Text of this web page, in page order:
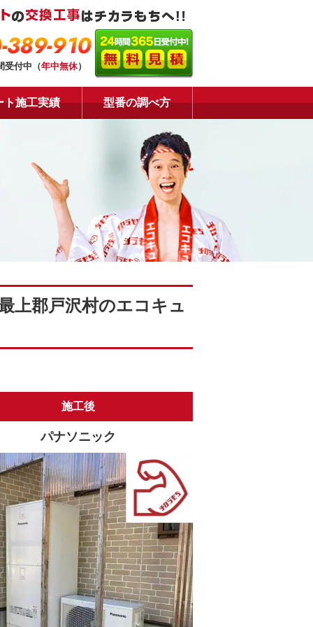
389-910
受付中（年中無休）
ト施工実績 型番の調べ方
上郡戸沢村のエコキュ
施工後
パナソニック